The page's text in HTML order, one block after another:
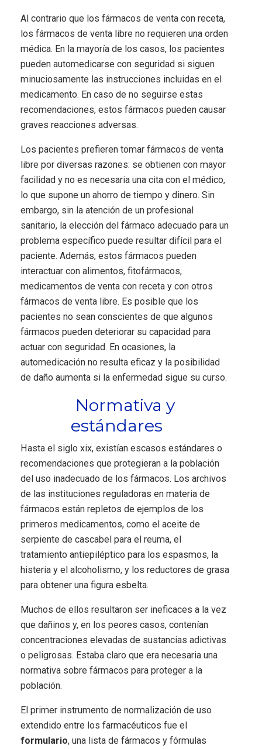
Al contrario que los fármacos de venta con receta,
los fármacos de venta libre no requieren una orden
médica. En la mayoría de los casos, los pacientes
pueden automedicarse con seguridad si siguen
minuciosamente las instrucciones incluidas en el
medicamento. En caso de no seguirse estas
recomendaciones, estos fármacos pueden causar
graves reacciones adversas.
Los pacientes prefieren tomar fármacos de venta
libre por diversas razones: se obtienen con mayor
facilidad y no es necesaria una cita con el médico,
lo que supone un ahorro de tiempo y dinero. Sin
embargo, sin la atención de un profesional
sanitario, la elección del fármaco adecuado para un
problema específico puede resultar difícil para el
paciente. Además, estos fármacos pueden
interactuar con alimentos, fitofármacos,
medicamentos de venta con receta y con otros
fármacos de venta libre. Es posible que los
pacientes no sean conscientes de que algunos
fármacos pueden deteriorar su capacidad para
actuar con seguridad. En ocasiones, la
automedicación no resulta eficaz y la posibilidad
de daño aumenta si la enfermedad sigue su curso.
Normativa y
estándares
Hasta el siglo xix, existían escasos estándares o
recomendaciones que protegieran a la población
del uso inadecuado de los fármacos. Los archivos
de las instituciones reguladoras en materia de
fármacos están repletos de ejemplos de los
primeros medicamentos, como el aceite de
serpiente de cascabel para el reuma, el
tratamiento antiepiléptico para los espasmos, la
histeria y el alcoholismo, y los reductores de grasa
para obtener una figura esbelta.
Muchos de ellos resultaron ser ineficaces a la vez
que dañinos y, en los peores casos, contenían
concentraciones elevadas de sustancias adictivas
o peligrosas. Estaba claro que era necesaria una
normativa sobre fármacos para proteger a la
población.
El primer instrumento de normalización de uso
extendido entre los farmacéuticos fue el
formulario, una lista de fármacos y fórmulas